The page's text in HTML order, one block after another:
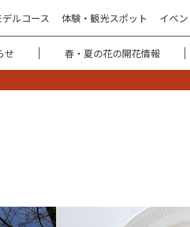
デルコース 体験・観光スポット イベ
せ 春・夏の花の開花情報